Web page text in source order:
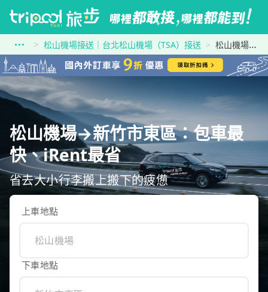
松山機場接送｜台北松山機場（TSA）接送 松山機場到新竹市東區
松山機場→新竹市東區：包車最
快、iRent最省
省去大小行李搬上搬下的疲憊
上車地點
下車地點